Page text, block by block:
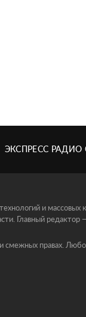
ЭКСПРЕСС РАДИО
и
Главный редактор
правах.